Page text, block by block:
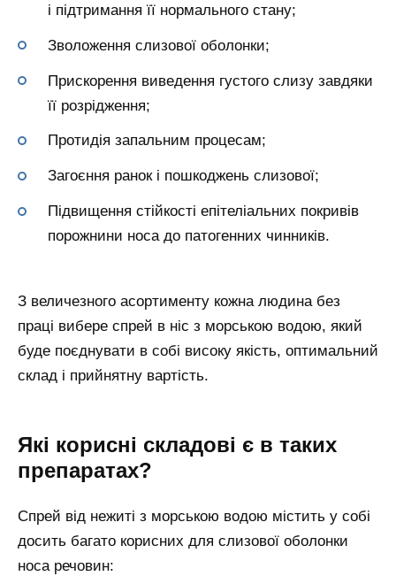
і підтримання її нормального стану;
Зволоження слизової оболонки;
Прискорення виведення густого слизу завдяки
її розрідження;
Протидія запальним процесам;
Загоєння ранок і пошкоджень слизової;
Підвищення стійкості епітеліальних покривів
порожнини носа до патогенних чинників.
З величезного асортименту кожна людина без
праці вибере спрей в ніс з морською водою, який
буде поєднувати в собі високу якість, оптимальний
склад і прийнятну вартість.
Які корисні складові є в таких
препаратах?
Спрей від нежиті з морською водою містить у собі
досить багато корисних для слизової оболонки
носа речовин: